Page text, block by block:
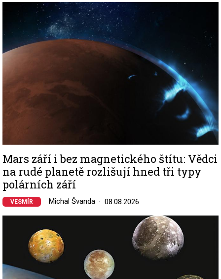
Image
Mars září i bez magnetického štítu: Vědci
na rudé planetě rozlišují hned tři typy
polárních září
VESMÍR Michal Švanda 08.08.2026